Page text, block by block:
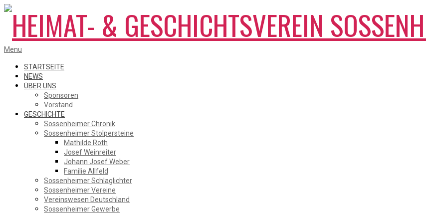
Skip
content
HEIMAT-
&
GESCHICHTSVEREIN
SOSSENHEIM
Primary
Menu
Menu
STARTSEITE
NEWS
ÜBER UNS
Sponsoren
Vorstand
GESCHICHTE
Sossenheimer Chronik
Sossenheimer Stolpersteine
Mathilde Roth
Josef Weinreiter
Johann Josef Weber
Familie Allfeld
Sossenheimer Schlaglichter
Sossenheimer Vereine
Vereinswesen Deutschland
Sossenheimer Gewerbe